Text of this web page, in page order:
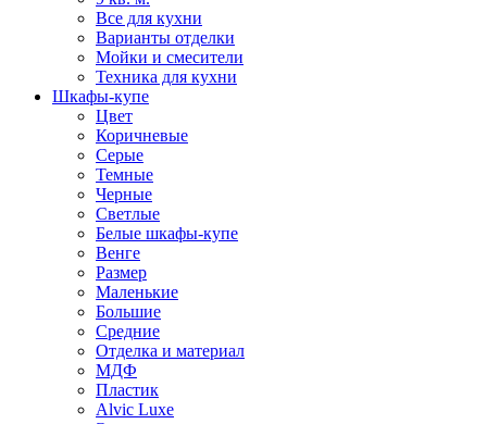
Все для кухни
Варианты отделки
Мойки и смесители
Техника для кухни
Шкафы-купе
Цвет
Коричневые
Серые
Темные
Черные
Светлые
Белые шкафы-купе
Венге
Размер
Маленькие
Большие
Средние
Отделка и материал
МДФ
Пластик
Alvic Luxe